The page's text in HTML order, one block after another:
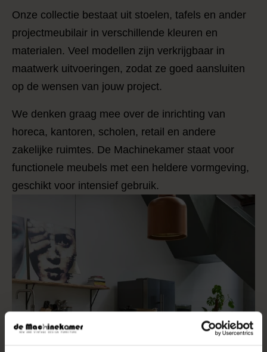
Onze collectie bestaat uit stoelen, tafels en ander
projectmeubilair in verschillende kleuren en
materialen. Veel modellen zijn verkrijgbaar in
maatwerk uitvoeringen, zodat ze goed aansluiten
op de wensen van jouw project.
We denken graag mee over de inrichting van
horeca, kantoren, scholen, retail en andere
zakelijke ruimtes. De Machinekamer staat voor
functionele meubels met een heldere vormgeving,
geschikt voor intensief gebruik.